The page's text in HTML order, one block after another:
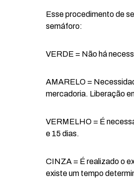
Esse procedimento de
semáforo:
VERDE = Não há
AMARELO =
mercadoria. Liberação
VERMELHO = É
e 15 dias.
CINZA = É realizado o
existe um tempo